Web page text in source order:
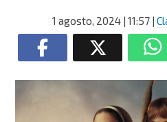
1 agosto, 2024| 11:57|